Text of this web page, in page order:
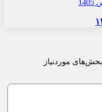
بخش‌های موردنیاز